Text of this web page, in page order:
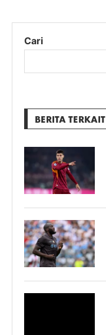
Cari
BERITA TERKAIT